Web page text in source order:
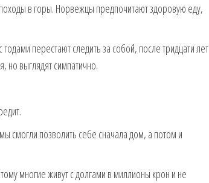
в горы. Норвежцы предпочитают здоровую еду,
перестают следить за собой, после тридцати лет
но выглядят симпатично.
смогли позволить себе сначала дом, а потом и
многие живут с долгами в миллионы крон и не